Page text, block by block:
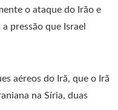
o ataque do Irão e
pressão que Israel
aéreos do Irã, que o Irã
na Síria, duas